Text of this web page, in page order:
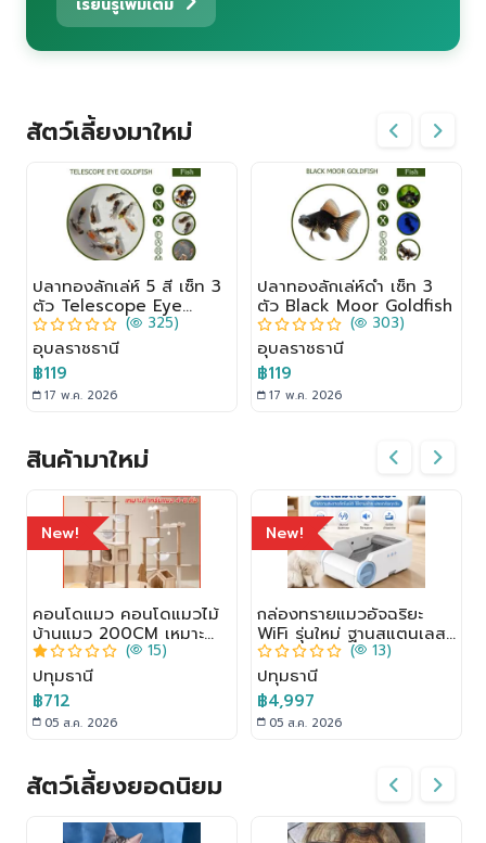
เรียนรู้เพิ่มเติม
สัตว์เลี้ยงมาใหม่
ปลาทองลักเล่ห์ 5 สี เซ็ท 3
ตัว Telescope Eye
Goldfish
( 325)
อุบลราชธานี
฿119
17 พ.ค. 2026
ปลาทองลักเล่ห์ดำ เซ็ท 3
ตัว Black Moor Goldfish
( 303)
อุบลราชธานี
฿119
17 พ.ค. 2026
สินค้ามาใหม่
New!
คอนโดแมว คอนโดแมวไม้
บ้านแมว 200CM เหมาะ
สำหรับเลี้ยงน้องแมว 4-
6ตัว เสาลับเล็บ ขนาดใหญ่
สูง170CM
( 15)
ปทุมธานี
฿712
05 ส.ค. 2026
New!
กล่องทรายแมวอัจฉริยะ
WiFi รุ่นใหม่ ฐานสแตนเลส
เปิดปิดอัตโนมัติ ทำความ
สะอาดห้องน้ำแมว
( 13)
ปทุมธานี
฿4,997
05 ส.ค. 2026
สัตว์เลี้ยงยอดนิยม